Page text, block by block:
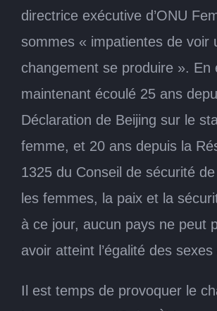
directrice exécutive d’ONU
sommes « impatientes de voir
changement se produire ». En
maintenant écoulé 25 ans
Déclaration de Beijing sur le
femme, et 20 ans depuis la
1325 du Conseil de sécurité de
les femmes, la paix et la
à ce jour, aucun pays ne peut
avoir atteint l’égalité des
Il est temps de provoquer le